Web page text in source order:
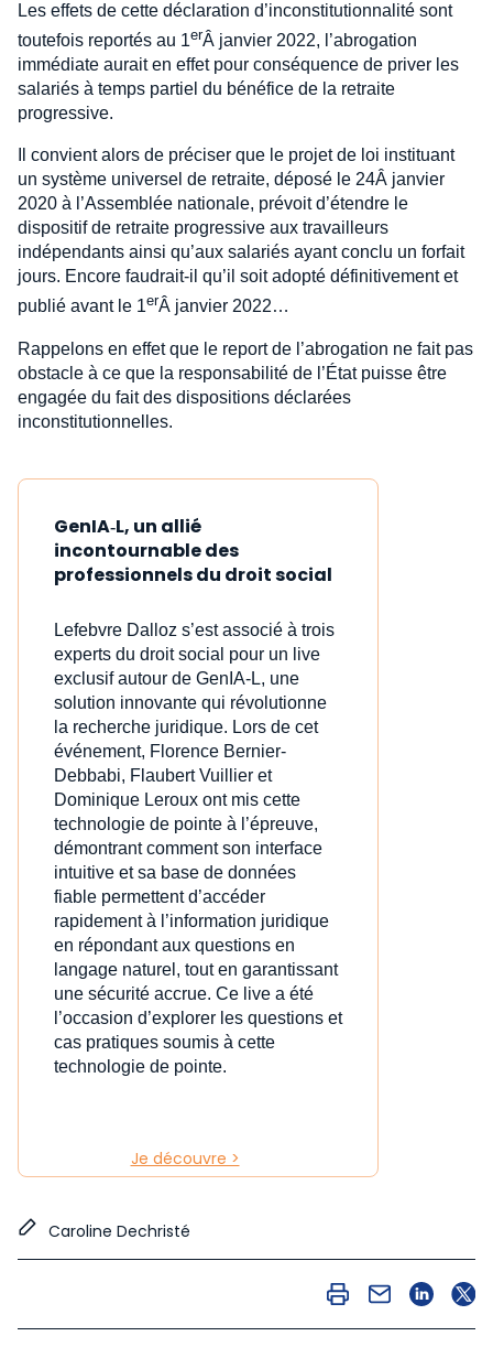
Les effets de cette déclaration d’inconstitutionnalité sont
toutefois reportés au 1erÂ janvier 2022, l’abrogation
immédiate aurait en effet pour conséquence de priver les
salariés à temps partiel du bénéfice de la retraite
progressive.
Il convient alors de préciser que le projet de loi instituant
un système universel de retraite, déposé le 24Â janvier
2020 à l’Assemblée nationale, prévoit d’étendre le
dispositif de retraite progressive aux travailleurs
indépendants ainsi qu’aux salariés ayant conclu un forfait
jours. Encore faudrait-il qu’il soit adopté définitivement et
publié avant le 1erÂ janvier 2022…
Rappelons en effet que le report de l’abrogation ne fait pas
obstacle à ce que la responsabilité de l’État puisse être
engagée du fait des dispositions déclarées
inconstitutionnelles.
GenIA‑L, un allié
incontournable des
professionnels du droit social
Lefebvre Dalloz s’est associé à trois
experts du droit social pour un live
exclusif autour de GenIA‑L, une
solution innovante qui révolutionne
la recherche juridique. Lors de cet
événement, Florence Bernier-
Debbabi, Flaubert Vuillier et
Dominique Leroux ont mis cette
technologie de pointe à l’épreuve,
démontrant comment son interface
intuitive et sa base de données
fiable permettent d’accéder
rapidement à l’information juridique
en répondant aux questions en
langage naturel, tout en garantissant
une sécurité accrue. Ce live a été
l’occasion d’explorer les questions et
cas pratiques soumis à cette
technologie de pointe.
Je découvre >
Caroline Dechristé